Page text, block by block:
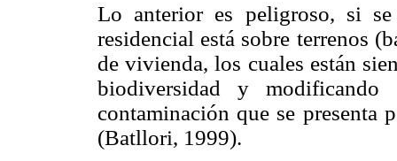
Lo anterior es peligroso, si
residencial está sobre terrenos
de vivienda, los cuales están
biodiversidad y
contaminación que se presenta
(Batllori, 1999).